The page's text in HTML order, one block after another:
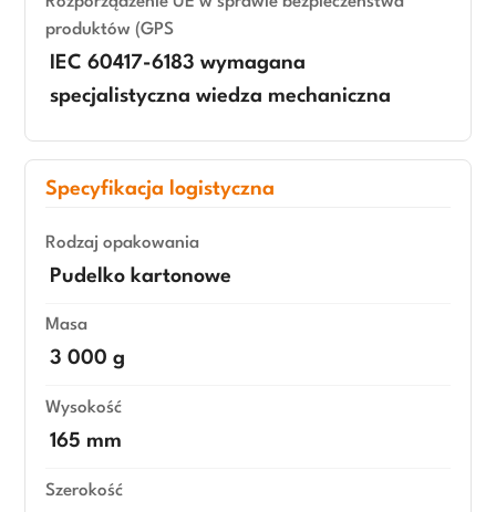
produktów (GPS
IEC 60417-6183 wymagana
specjalistyczna wiedza mechaniczna
Specyfikacja logistyczna
Rodzaj opakowania
Pudelko kartonowe
Masa
3 000 g
Wysokość
165 mm
Szerokość